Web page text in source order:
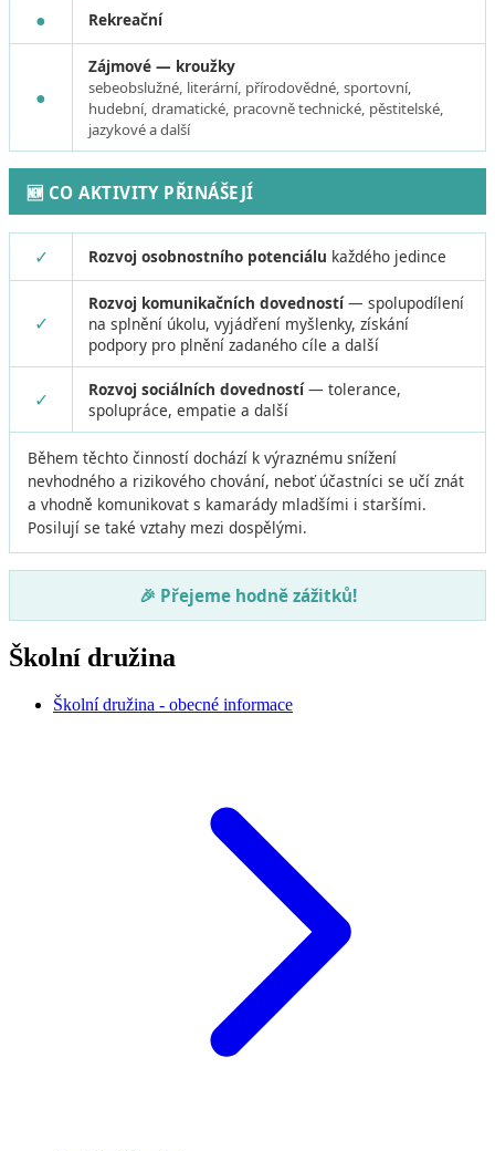
● Rekreační
●
Zájmové — kroužky
sebeobslužné, literární, přírodovědné, sportovní,
hudební, dramatické, pracovně technické, pěstitelské,
jazykové a další
🆕 CO AKTIVITY PŘINÁŠEJÍ
✓ Rozvoj osobnostního potenciálu každého jedince
✓
Rozvoj komunikačních dovedností— spolupodílení
na splnění úkolu, vyjádření myšlenky, získání
podpory pro plnění zadaného cíle a další
✓ Rozvoj sociálních dovedností— tolerance,
spolupráce, empatie a další
Během těchto činností dochází k výraznému snížení
nevhodného a rizikového chování, neboť účastníci se učí znát
a vhodně komunikovat s kamarády mladšími i staršími.
Posilují se také vztahy mezi dospělými.
🎉 Přejeme hodně zážitků!
Školní družina
Školní družina - obecné informace